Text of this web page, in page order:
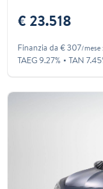
€ 23.518
Finanzia da € 307/mese
TAEG 9.27% TAN